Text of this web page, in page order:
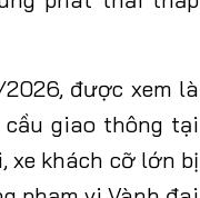
được xem là
giao thông tại
xe khách cỡ lớn bị